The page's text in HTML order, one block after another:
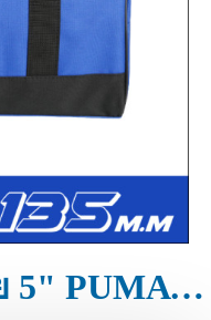
เลื่อยวงเดือนไร้สาย 5" PUMA PM-S135BL (ตัวเปล่า)